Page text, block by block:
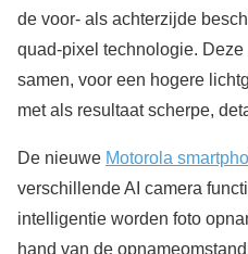
de voor- als achterzijde
quad-pixel technologie.
samen, voor een hogere
met als resultaat scherpe,
De nieuwe Motorola
verschillende AI camera
intelligentie worden foto
hand van de